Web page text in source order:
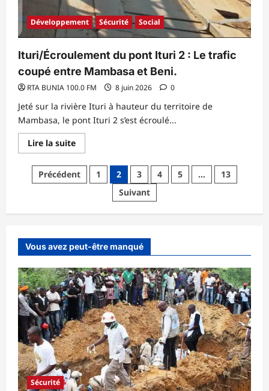
Développement Sécurité Social
Ituri/Écroulement du pont Ituri 2 : Le trafic
coupé entre Mambasa et Beni.
RTA BUNIA 100.0 FM 8 juin 2026 0
Jeté sur la rivière Ituri à hauteur du territoire de
Mambasa, le pont Ituri 2 s’est écroulé...
Lire la suiteEn
savoir
sur
Ituri/
Écroulement
trafic
coupé
Mambasa
et
Beni.
Pagination
publications
Précédent 1 2 3 4 5 …
13
Suivant
Vous avez peut-être manqué
Sécurité